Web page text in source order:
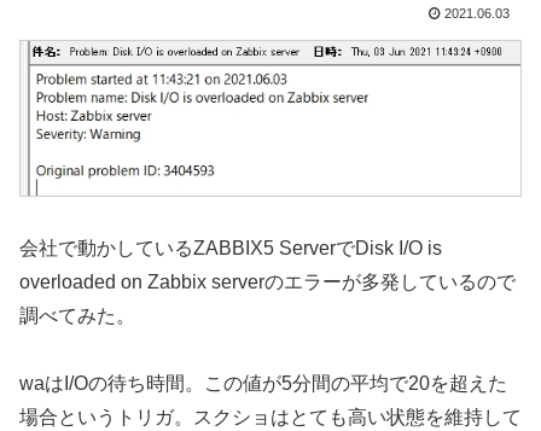
2021.06.03
会社で動かしているZABBIX5 ServerでDisk I/O is
overloaded on Zabbix serverのエラーが多発しているので
調べてみた。
waはI/Oの待ち時間。この値が5分間の平均で20を超えた
場合というトリガ。スクショはとても高い状態を維持して